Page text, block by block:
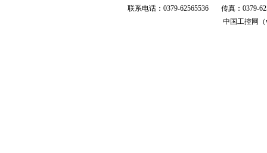
联系电话：0379-62565536 传真：0379-
中国工控网（